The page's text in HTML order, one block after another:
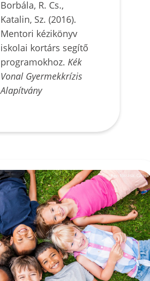
Borbála, R. Cs.,
Katalin, Sz. (2016).
Mentori kézikönyv
iskolai kortárs segítő
programokhoz. Kék
Vonal Gyermekkrízis
Alapítvány